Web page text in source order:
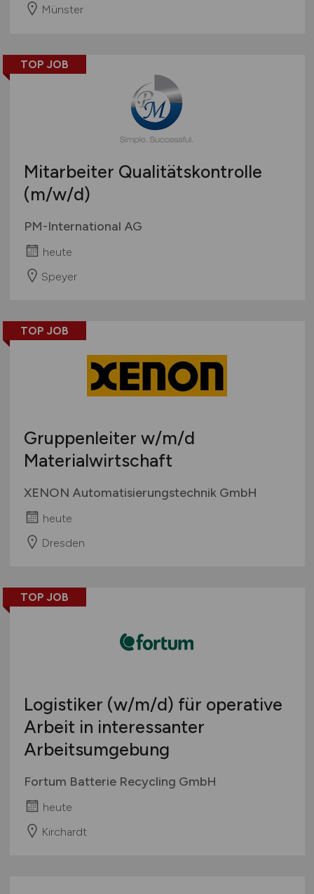
Münster
TOP JOB
Mitarbeiter Qualitätskontrolle
(m/w/d)
PM-International AG
heute
Speyer
TOP JOB
Gruppenleiter w/m/d
Materialwirtschaft
XENON Automatisierungstechnik GmbH
heute
Dresden
TOP JOB
Logistiker (w/m/d) für operative
Arbeit in interessanter
Arbeitsumgebung
Fortum Batterie Recycling GmbH
heute
Kirchardt